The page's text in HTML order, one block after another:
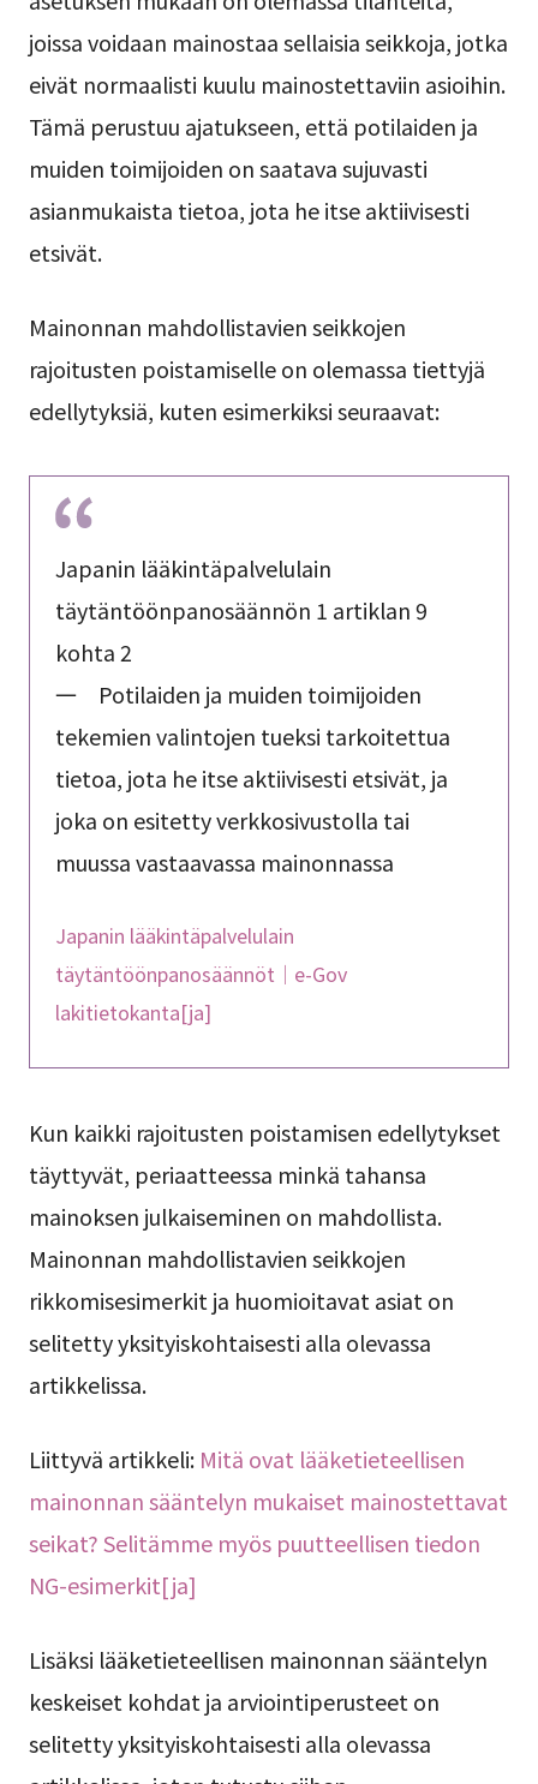
joissa voidaan mainostaa sellaisia seikkoja, jotka
eivät normaalisti kuulu mainostettaviin asioihin.
Tämä perustuu ajatukseen, että potilaiden ja
muiden toimijoiden on saatava sujuvasti
asianmukaista tietoa, jota he itse aktiivisesti
etsivät.
Mainonnan mahdollistavien seikkojen
rajoitusten poistamiselle on olemassa tiettyjä
edellytyksiä, kuten esimerkiksi seuraavat:
Japanin lääkintäpalvelulain
täytäntöönpanosäännön 1 artiklan 9
kohta 2
一 Potilaiden ja muiden toimijoiden
tekemien valintojen tueksi tarkoitettua
tietoa, jota he itse aktiivisesti etsivät, ja
joka on esitetty verkkosivustolla tai
muussa vastaavassa mainonnassa
Japanin lääkintäpalvelulain
täytäntöönpanosäännöt｜e-Gov
lakitietokanta[ja]
Kun kaikki rajoitusten poistamisen edellytykset
täyttyvät, periaatteessa minkä tahansa
mainoksen julkaiseminen on mahdollista.
Mainonnan mahdollistavien seikkojen
rikkomisesimerkit ja huomioitavat asiat on
selitetty yksityiskohtaisesti alla olevassa
artikkelissa.
Liittyvä artikkeli: Mitä ovat lääketieteellisen
mainonnan sääntelyn mukaiset mainostettavat
seikat? Selitämme myös puutteellisen tiedon
NG-esimerkit[ja]
Lisäksi lääketieteellisen mainonnan sääntelyn
keskeiset kohdat ja arviointiperusteet on
selitetty yksityiskohtaisesti alla olevassa